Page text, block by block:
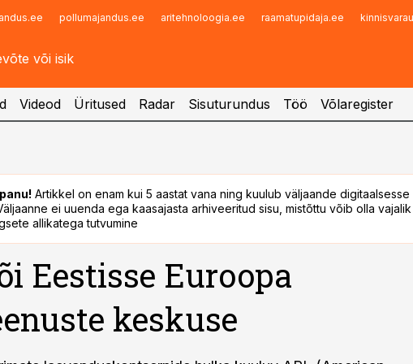
pollumajandus.ee aritehnoloogia.ee raamatupidaja.ee
Infopank
Videod Üritused Radar Sisuturundus Töö Võlaregister
Artikkel on enam kui 5 aastat vana ning kuulub väljaande digitaalsesse
ei uuenda ega kaasajasta arhiveeritud sisu, mistõttu võib olla vajalik
allikatega tutvumine
Eestisse Euroopa
keskuse